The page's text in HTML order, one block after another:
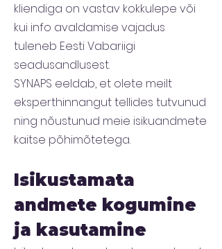
kliendiga on vastav kokkulepe või
kui info avaldamise vajadus
tuleneb Eesti Vabariigi
seadusandlusest.
SYNAPS eeldab, et olete meilt
eksperthinnangut tellides tutvunud
ning nõustunud meie isikuandmete
kaitse põhimõtetega.
Isikustamata
andmete kogumine
ja kasutamine